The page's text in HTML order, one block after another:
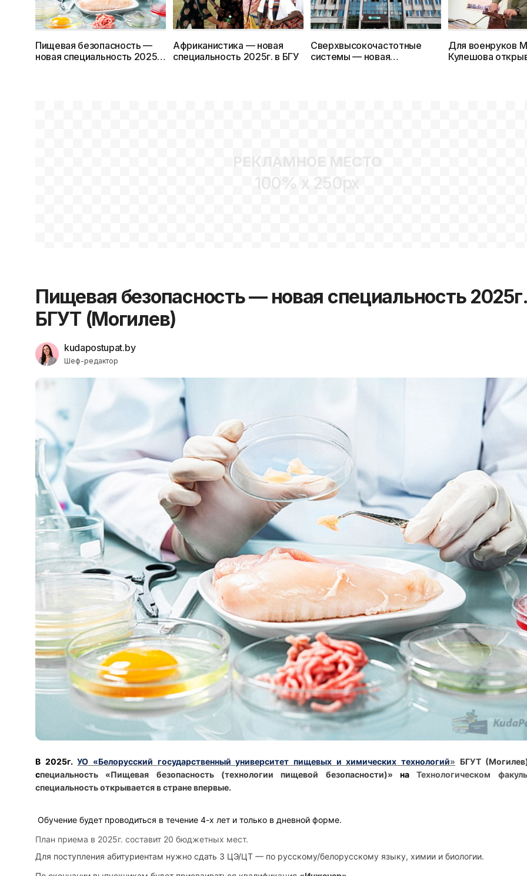
Пищевая безопасность —
новая специальность 2025г.
Африканистика — новая
специальность 2025г. в БГУ
Сверхвысокочастотные
системы — новая
Для военруков
Кулешова
РЕКЛАМНОЕ МЕСТО
100% x 250px
Пищевая безопасность — новая специальность
БГУТ (Могилев)
kudapostupat.by
Шеф-редактор
В 2025г.УО «Белорусский государственный университет пищевых и химических технологий» БГУТ
специальность «Пищевая безопасность (технологии пищевой безопасности)» наТехнологическом
специальность открывается в стране впервые.
Обучение будет проводиться в течение 4-х лет и только в дневной форме.
План приема в 2025г. составит 20 бюджетных мест.
Для поступления абитуриентам нужно сдать 3 ЦЭ/ЦТ — по русскому/белорусскому языку, химии и биологии.